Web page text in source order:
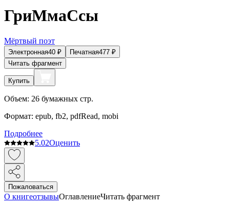
ГриМмаСсы
Мёртвый поэт
Электронная40 ₽ Печатная477 ₽
Читать фрагмент
Купить
Объем: 26 бумажных стр.
Формат: epub, fb2, pdfRead, mobi
Подробнее
5.02Оценить
Пожаловаться
О книгеотзывыОглавлениеЧитать фрагмент